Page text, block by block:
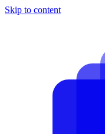
Skip to content